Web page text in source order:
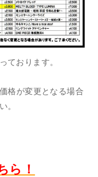
ております。
格が変更となる場合
。
ら！